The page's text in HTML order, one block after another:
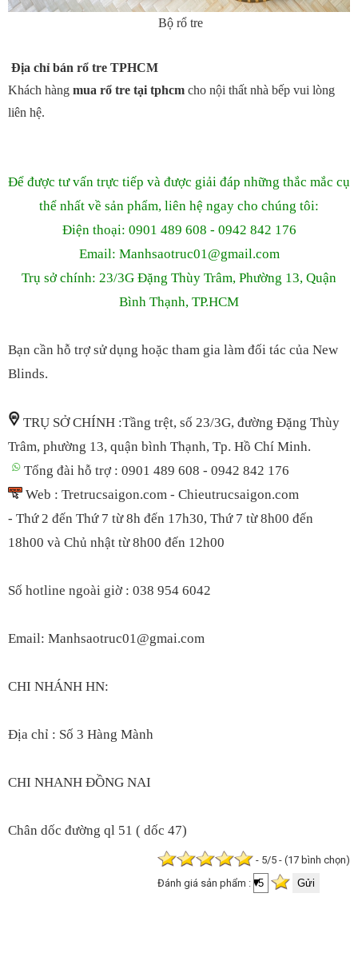
Bộ rổ tre
Địa chỉ bán rổ tre TPHCM
Khách hàng mua rổ tre tại tphcm cho nội thất nhà bếp vui lòng
liên hệ.
Để được tư vấn trực tiếp và được giải đáp những thắc mắc cụ
thể nhất về sản phẩm, liên hệ ngay cho chúng tôi:
Điện thoại: 0901 489 608 - 0942 842 176
Email: Manhsaotruc01@gmail.com
Trụ sở chính: 23/3G Đặng Thùy Trâm, Phường 13, Quận
Bình Thạnh, TP.HCM
Bạn cần hỗ trợ sử dụng hoặc tham gia làm đối tác của New
Blinds.
TRỤ SỞ CHÍNH :Tầng trệt, số 23/3G, đường Đặng Thùy
Trâm, phường 13, quận bình Thạnh, Tp. Hồ Chí Minh.
Tổng đài hỗ trợ : 0901 489 608 - 0942 842 176
Web : Tretrucsaigon.com - Chieutrucsaigon.com
- Thứ 2 đến Thứ 7 từ 8h đến 17h30, Thứ 7 từ 8h00 đến
18h00 và Chủ nhật từ 8h00 đến 12h00
Số hotline ngoài giờ : 038 954 6042
Email: Manhsaotruc01@gmai.com
CHI NHÁNH HN:
Địa chỉ : Số 3 Hàng Mành
CHI NHANH ĐỒNG NAI
Chân dốc đường ql 51 ( dốc 47)
- 5/5 - (17 bình chọn)
Đánh giá sản phẩm :